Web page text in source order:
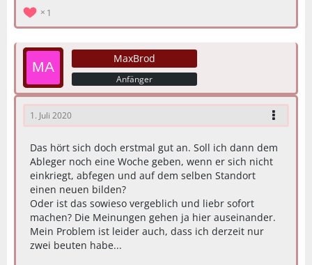
1
MaxBrod
Anfänger
1. Juli 2020
Das hört sich doch erstmal gut an. Soll ich dann dem
Ableger noch eine Woche geben, wenn er sich nicht
einkriegt, abfegen und auf dem selben Standort
einen neuen bilden?
Oder ist das sowieso vergeblich und liebr sofort
machen? Die Meinungen gehen ja hier auseinander.
Mein Problem ist leider auch, dass ich derzeit nur
zwei beuten habe...